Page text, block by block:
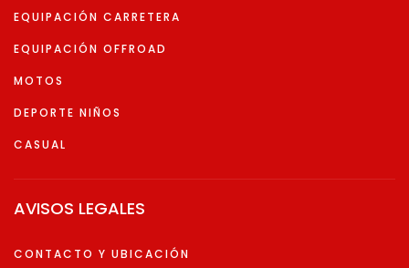
EQUIPACIÓN CARRETERA
EQUIPACIÓN OFFROAD
MOTOS
DEPORTE NIÑOS
CASUAL
AVISOS LEGALES
CONTACTO Y UBICACIÓN